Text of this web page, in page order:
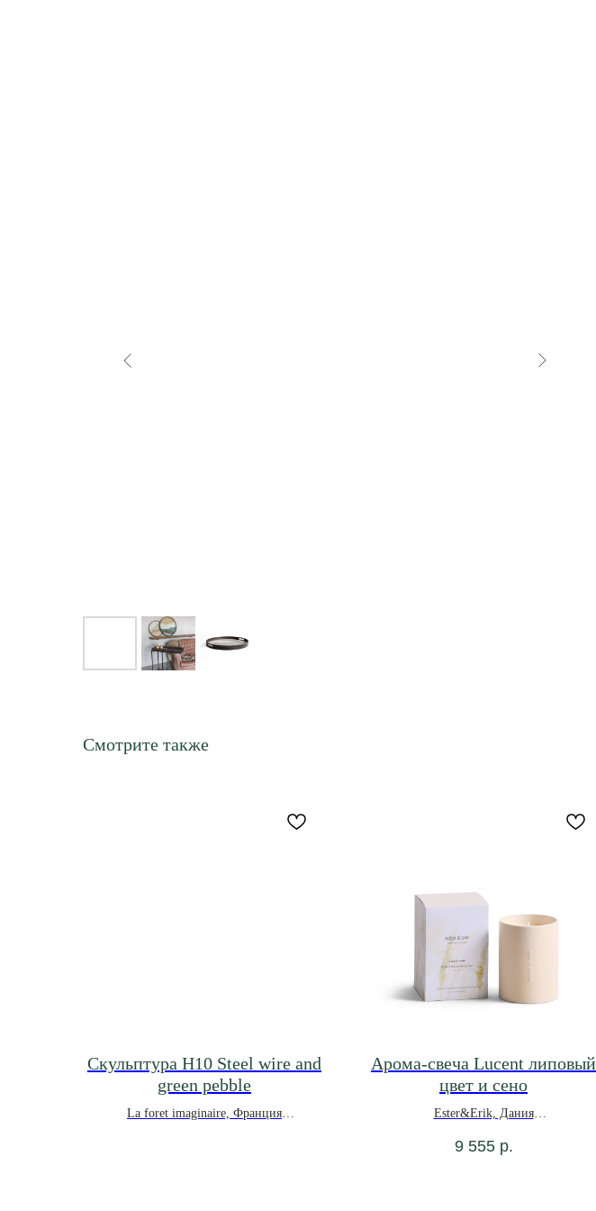
Смотрите также
Скульптура H10 Steel wire and
green pebble
La foret imaginaire, Франция
Арома-свеча Lucent липовый
цвет и сено
Ester&Erik, Дания
9 555 р.